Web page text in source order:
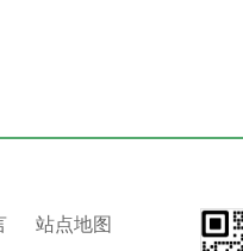
站点地图